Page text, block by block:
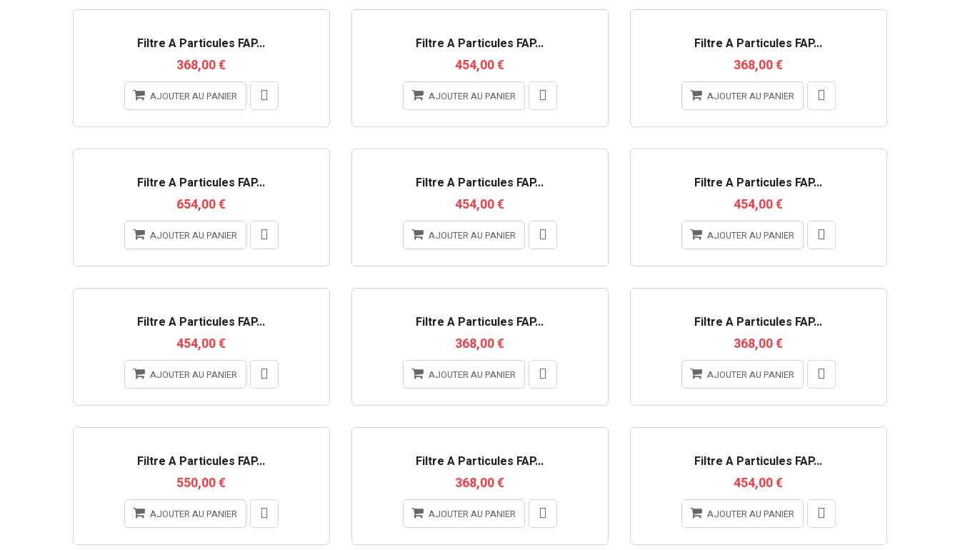
Filtre À Particules FAP...
368,00 €
AJOUTER AU PANIER
Filtre À Particules FAP...
454,00 €
AJOUTER AU PANIER
Filtre À Particules FAP...
368,00 €
AJOUTER AU PANIER
Filtre À Particules FAP...
654,00 €
AJOUTER AU PANIER
Filtre À Particules FAP...
454,00 €
AJOUTER AU PANIER
Filtre À Particules FAP...
454,00 €
AJOUTER AU PANIER
Filtre À Particules FAP...
454,00 €
AJOUTER AU PANIER
Filtre À Particules FAP...
368,00 €
AJOUTER AU PANIER
Filtre À Particules FAP...
368,00 €
AJOUTER AU PANIER
Filtre À Particules FAP...
550,00 €
AJOUTER AU PANIER
Filtre À Particules FAP...
368,00 €
AJOUTER AU PANIER
Filtre À Particules FAP...
454,00 €
AJOUTER AU PANIER